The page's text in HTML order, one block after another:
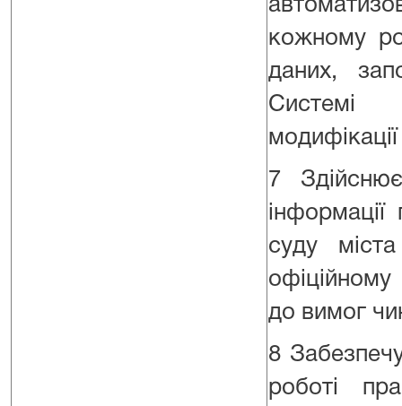
кожному
даних,
Системі
7
суду
до вимог
8
роботі